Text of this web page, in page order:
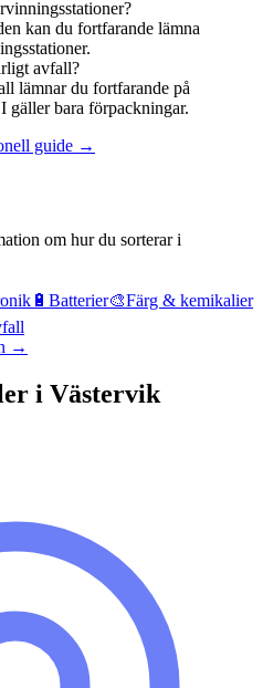
kan du fortfarande lämna
avfall?
lämnar du fortfarande på
gäller bara förpackningar.
guide →
om hur du sorterar i
🔋 Batterier🎨Färg & kemikalier
→
i Västervik